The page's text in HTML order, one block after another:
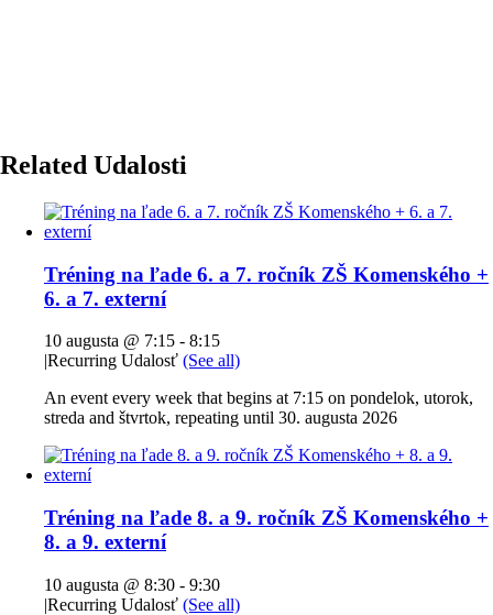
Related Udalosti
Tréning na ľade 6. a 7. ročník ZŠ Komenského +
6. a 7. externí
10 augusta @ 7:15 - 8:15
|Recurring Udalosť (See all)
An event every week that begins at 7:15 on pondelok, utorok,
streda and štvrtok, repeating until 30. augusta 2026
Tréning na ľade 8. a 9. ročník ZŠ Komenského +
8. a 9. externí
10 augusta @ 8:30 - 9:30
|Recurring Udalosť (See all)